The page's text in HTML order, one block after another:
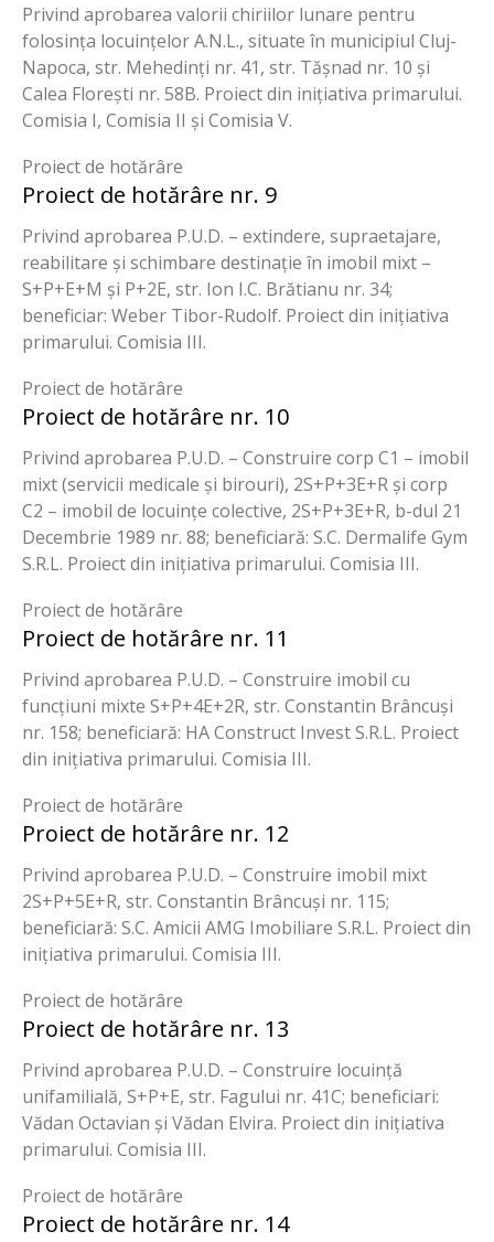
Privind aprobarea valorii chiriilor lunare pentru
folosința locuințelor A.N.L., situate în municipiul Cluj-
Napoca, str. Mehedinți nr. 41, str. Tășnad nr. 10 și
Calea Florești nr. 58B. Proiect din inițiativa primarului.
Comisia I, Comisia II și Comisia V.
Proiect de hotărâre
Proiect de hotărâre nr. 9
Privind aprobarea P.U.D. – extindere, supraetajare,
reabilitare și schimbare destinație în imobil mixt –
S+P+E+M și P+2E, str. Ion I.C. Brătianu nr. 34;
beneficiar: Weber Tibor-Rudolf. Proiect din inițiativa
primarului. Comisia III.
Proiect de hotărâre
Proiect de hotărâre nr. 10
Privind aprobarea P.U.D. – Construire corp C1 – imobil
mixt (servicii medicale și birouri), 2S+P+3E+R și corp
C2 – imobil de locuințe colective, 2S+P+3E+R, b-dul 21
Decembrie 1989 nr. 88; beneficiară: S.C. Dermalife Gym
S.R.L. Proiect din inițiativa primarului. Comisia III.
Proiect de hotărâre
Proiect de hotărâre nr. 11
Privind aprobarea P.U.D. – Construire imobil cu
funcțiuni mixte S+P+4E+2R, str. Constantin Brâncuși
nr. 158; beneficiară: HA Construct Invest S.R.L. Proiect
din inițiativa primarului. Comisia III.
Proiect de hotărâre
Proiect de hotărâre nr. 12
Privind aprobarea P.U.D. – Construire imobil mixt
2S+P+5E+R, str. Constantin Brâncuși nr. 115;
beneficiară: S.C. Amicii AMG Imobiliare S.R.L. Proiect din
inițiativa primarului. Comisia III.
Proiect de hotărâre
Proiect de hotărâre nr. 13
Privind aprobarea P.U.D. – Construire locuință
unifamilială, S+P+E, str. Fagului nr. 41C; beneficiari:
Vădan Octavian și Vădan Elvira. Proiect din inițiativa
primarului. Comisia III.
Proiect de hotărâre
Proiect de hotărâre nr. 14